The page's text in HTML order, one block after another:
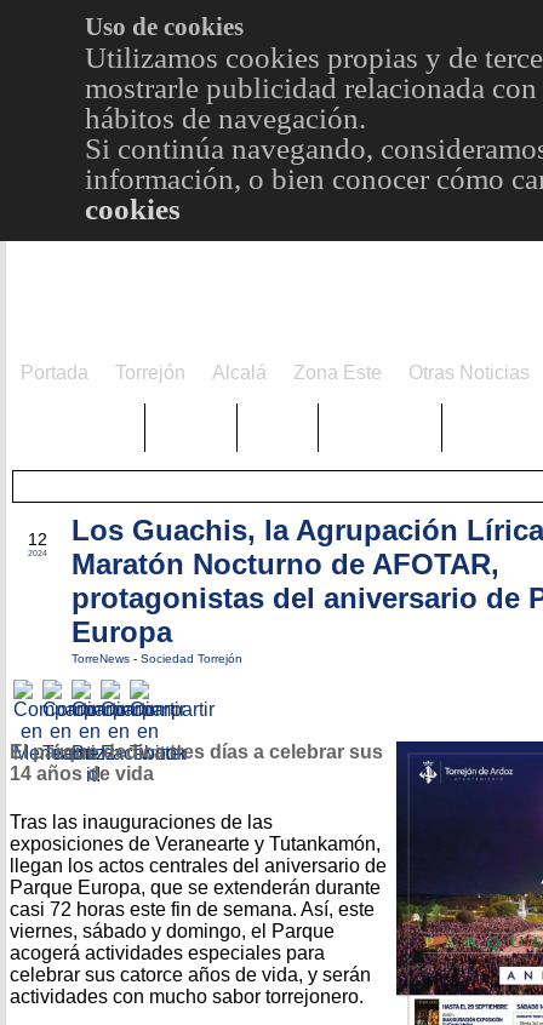
Uso de cookies
Utilizamos cookies propias y de
mostrarle publicidad relacionada
hábitos de navegación.
Si continúa navegando,
información, o bien conocer cómo
cookies
Portada Torrejón Alcalá Zona Este Otras Noticias
12
2024
Los Guachis, la Agrupación
Maratón Nocturno de AFOTAR,
protagonistas del aniversario de
Europa
TorreNews - Sociedad Torrejón
El parque dedica tres días a celebrar sus
14 años de vida
Tras las inauguraciones de las
exposiciones de Veranearte y Tutankamón,
llegan los actos centrales del aniversario de
Parque Europa, que se extenderán durante
casi 72 horas este fin de semana. Así, este
viernes, sábado y domingo, el Parque
acogerá actividades especiales para
celebrar sus catorce años de vida, y serán
actividades con mucho sabor torrejonero.